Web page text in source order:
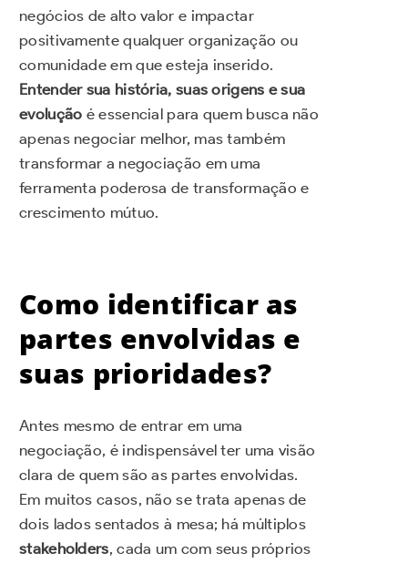
negócios de alto valor e impactar
positivamente qualquer organização ou
comunidade em que esteja inserido.
Entender sua história, suas origens e sua
evolução é essencial para quem busca não
apenas negociar melhor, mas também
transformar a negociação em uma
ferramenta poderosa de transformação e
crescimento mútuo.
Como identificar as
partes envolvidas e
suas prioridades?
Antes mesmo de entrar em uma
negociação, é indispensável ter uma visão
clara de quem são as partes envolvidas.
Em muitos casos, não se trata apenas de
dois lados sentados à mesa; há múltiplos
stakeholders, cada um com seus próprios